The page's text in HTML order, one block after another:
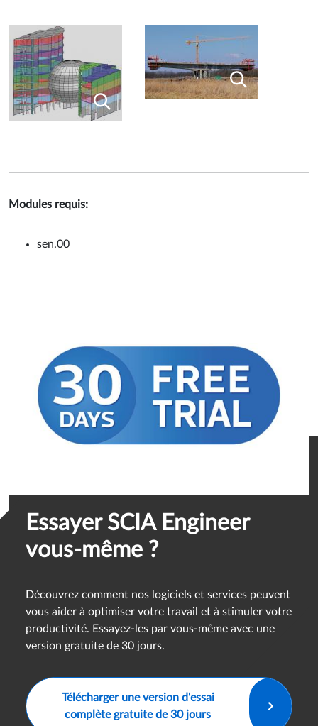
Modules requis:
sen.00
Essayer SCIA Engineer
vous-même ?
Découvrez comment nos logiciels et services peuvent
vous aider à optimiser votre travail et à stimuler votre
productivité. Essayez-les par vous-même avec une
version gratuite de 30 jours.
Télécharger une version d'essai
complète gratuite de 30 jours